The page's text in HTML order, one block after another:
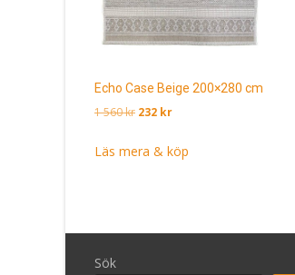
Echo Case Beige 200×280 cm
1 560kr Det
priset
232 krDet
priset
Läs mera & köp
Sök